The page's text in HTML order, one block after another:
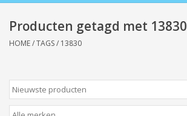
Wonen/koken/huishouden
Wenskaarten
Producten getagd met 13830
HOME/TAGS/ 13830